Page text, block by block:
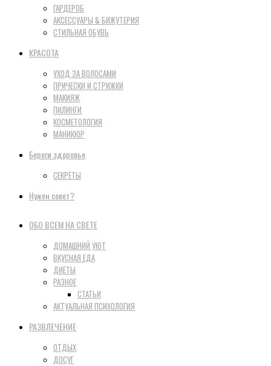
ГАРДЕРОБ
АКСЕССУАРЫ & БИЖУТЕРИЯ
СТИЛЬНАЯ ОБУВЬ
КРАСОТА
УХОД ЗА ВОЛОСАМИ
ПРИЧЕСКИ И СТРИЖКИ
МАКИЯЖ
ПИЛИНГИ
КОСМЕТОЛОГИЯ
МАНИКЮР
Береги здоровье
СЕКРЕТЫ
Нужен совет?
ОБО ВСЕМ НА СВЕТЕ
ДОМАШНИЙ УЮТ
ВКУСНАЯ ЕДА
ДИЕТЫ
РАЗНОЕ
СТАТЬИ
АКТУАЛЬНАЯ ПСИХОЛОГИЯ
РАЗВЛЕЧЕНИЕ
ОТДЫХ
ДОСУГ